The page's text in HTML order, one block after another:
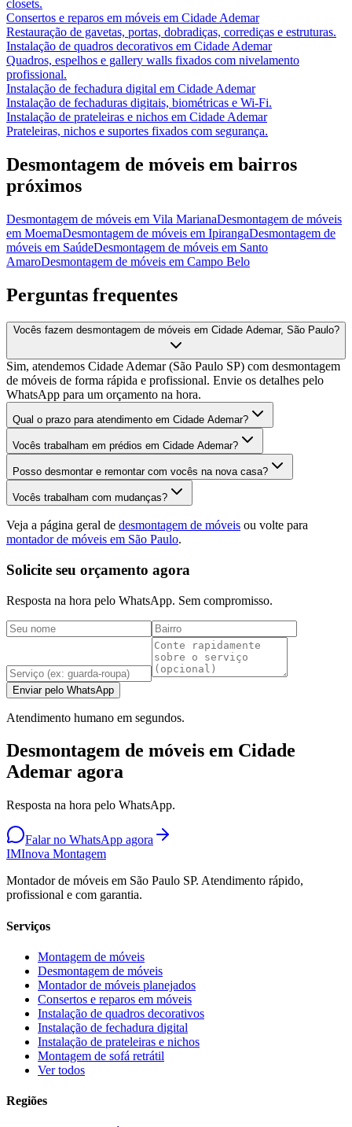
closets.
Consertos e reparos em móveis em Cidade Ademar
Restauração de gavetas, portas, dobradiças, corrediças e estruturas.
Instalação de quadros decorativos em Cidade Ademar
Quadros, espelhos e gallery walls fixados com nivelamento
profissional.
Instalação de fechadura digital em Cidade Ademar
Instalação de fechaduras digitais, biométricas e Wi-Fi.
Instalação de prateleiras e nichos em Cidade Ademar
Prateleiras, nichos e suportes fixados com segurança.
Desmontagem de móveis em bairros
próximos
Desmontagem de móveis em Vila MarianaDesmontagem de móveis
em MoemaDesmontagem de móveis em IpirangaDesmontagem de
móveis em SaúdeDesmontagem de móveis em Santo
AmaroDesmontagem de móveis em Campo Belo
Perguntas frequentes
Vocês fazem desmontagem de móveis em Cidade Ademar, São Paulo?
Sim, atendemos Cidade Ademar (São Paulo SP) com desmontagem
de móveis de forma rápida e profissional. Envie os detalhes pelo
WhatsApp para um orçamento na hora.
Qual o prazo para atendimento em Cidade Ademar?
Vocês trabalham em prédios em Cidade Ademar?
Posso desmontar e remontar com vocês na nova casa?
Vocês trabalham com mudanças?
Veja a página geral de desmontagem de móveis ou volte para
montador de móveis em São Paulo.
Solicite seu orçamento agora
Resposta na hora pelo WhatsApp. Sem compromisso.
Enviar pelo WhatsApp
Atendimento humano em segundos.
Desmontagem de móveis em Cidade
Ademar agora
Resposta na hora pelo WhatsApp.
Falar no WhatsApp agora
IMInova Montagem
Montador de móveis em São Paulo SP. Atendimento rápido,
profissional e com garantia.
Serviços
Montagem de móveis
Desmontagem de móveis
Montador de móveis planejados
Consertos e reparos em móveis
Instalação de quadros decorativos
Instalação de fechadura digital
Instalação de prateleiras e nichos
Montagem de sofá retrátil
Ver todos
Regiões